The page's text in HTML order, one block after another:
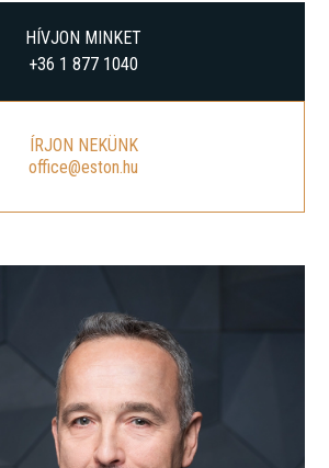
HÍVJON MINKET
+36 1 877 1040
ÍRJON NEKÜNK
office@eston.hu